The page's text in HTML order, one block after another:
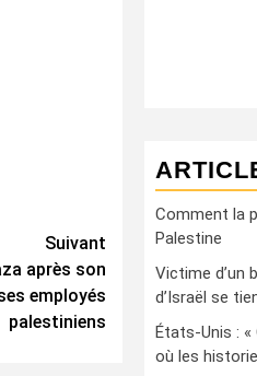
Suivant
après son
employés
palestiniens
Comment la
Palestine
Victime d’un
d’Israël se
États-Unis :
où les